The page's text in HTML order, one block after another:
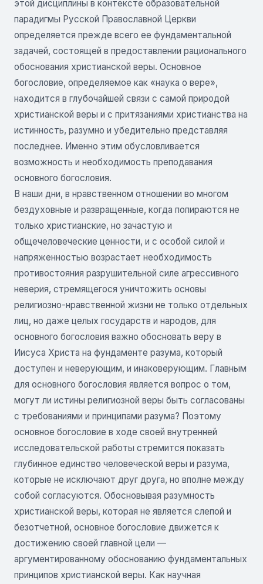
этой дисциплины в контексте образовательной
парадигмы Русской Православной Церкви
определяется прежде всего ее фундаментальной
задачей, состоящей в предоставлении рационального
обоснования христианской веры. Основное
богословие, определяемое как «наука о вере»,
находится в глубочайшей связи с самой природой
христианской веры и с притязаниями христианства на
истинность, разумно и убедительно представляя
последнее. Именно этим обусловливается
возможность и необходимость преподавания
основного богословия.
В наши дни, в нравственном отношении во многом
бездуховные и развращенные, когда попираются не
только христианские, но зачастую и
общечеловеческие ценности, и с особой силой и
напряженностью возрастает необходимость
противостояния разрушительной силе агрессивного
неверия, стремящегося уничтожить основы
религиозно-нравственной жизни не только отдельных
лиц, но даже целых государств и народов, для
основного богословия важно обосновать веру в
Иисуса Христа на фундаменте разума, который
доступен и неверующим, и инаковерующим. Главным
для основного богословия является вопрос о том,
могут ли истины религиозной веры быть согласованы
с требованиями и принципами разума? Поэтому
основное богословие в ходе своей внутренней
исследовательской работы стремится показать
глубинное единство человеческой веры и разума,
которые не исключают друг друга, но вполне между
собой согласуются. Обосновывая разумность
христианской веры, которая не является слепой и
безотчетной, основное богословие движется к
достижению своей главной цели —
аргументированному обоснованию фундаментальных
принципов христианской веры. Как научная